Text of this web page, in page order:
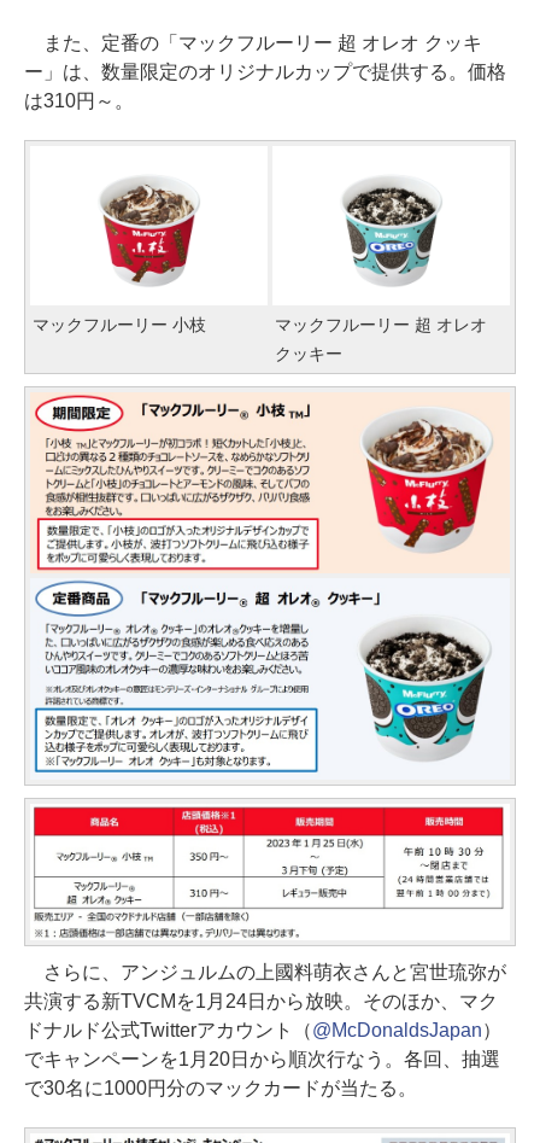
また、定番の「マックフルーリー 超 オレオ クッキ
ー」は、数量限定のオリジナルカップで提供する。価格
は310円～。
マックフルーリー 小枝
マックフルーリー 超 オレオ
クッキー
さらに、アンジュルムの上國料萌衣さんと宮世琉弥が
共演する新TVCMを1月24日から放映。そのほか、マク
ドナルド公式Twitterアカウント（@McDonaldsJapan）
でキャンペーンを1月20日から順次行なう。各回、抽選
で30名に1000円分のマックカードが当たる。